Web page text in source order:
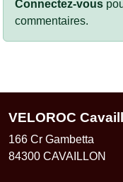
Connectez-vous
commentaires.
VELOROC
166 Cr Gambetta
84300 CAVAILLON